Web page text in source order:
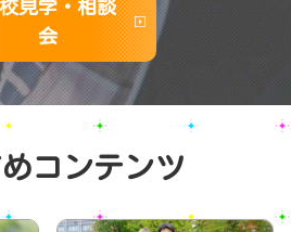
見学・相談
会
コンテンツ